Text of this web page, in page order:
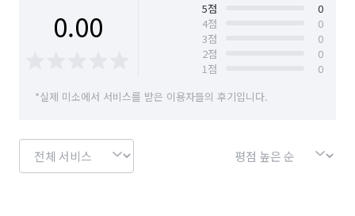
0.00 5점
0
4점
0
3점
0
2점
0
1점
0
*실제 미소에서 서비스를 받은 이용자들의 후기입니다.